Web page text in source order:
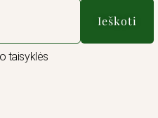
Ieškoti
taisyklės